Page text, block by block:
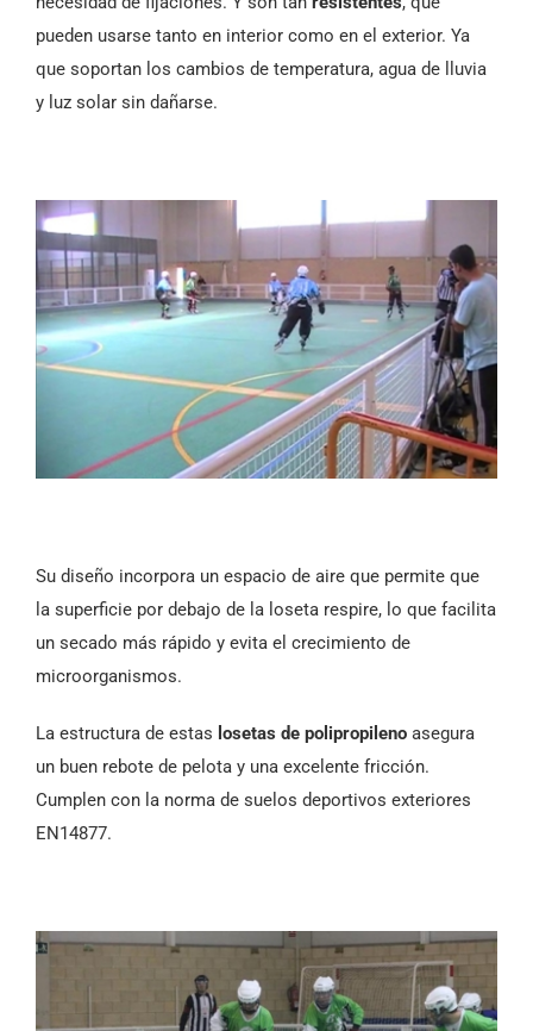
pueden usarse tanto en interior como en el exterior. Ya
que soportan los cambios de temperatura, agua de lluvia
y luz solar sin dañarse.
Su diseño incorpora un espacio de aire que permite que
la superficie por debajo de la loseta respire, lo que facilita
un secado más rápido y evita el crecimiento de
microorganismos.
La estructura de estas losetas de polipropileno asegura
un buen rebote de pelota y una excelente fricción.
Cumplen con la norma de suelos deportivos exteriores
EN14877.